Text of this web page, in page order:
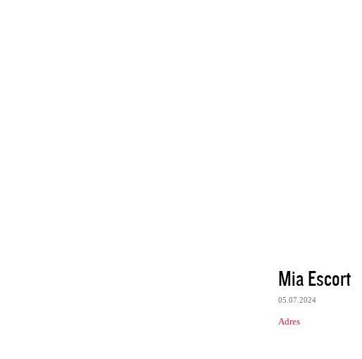
Mia Escort
05.07.2024
Adres